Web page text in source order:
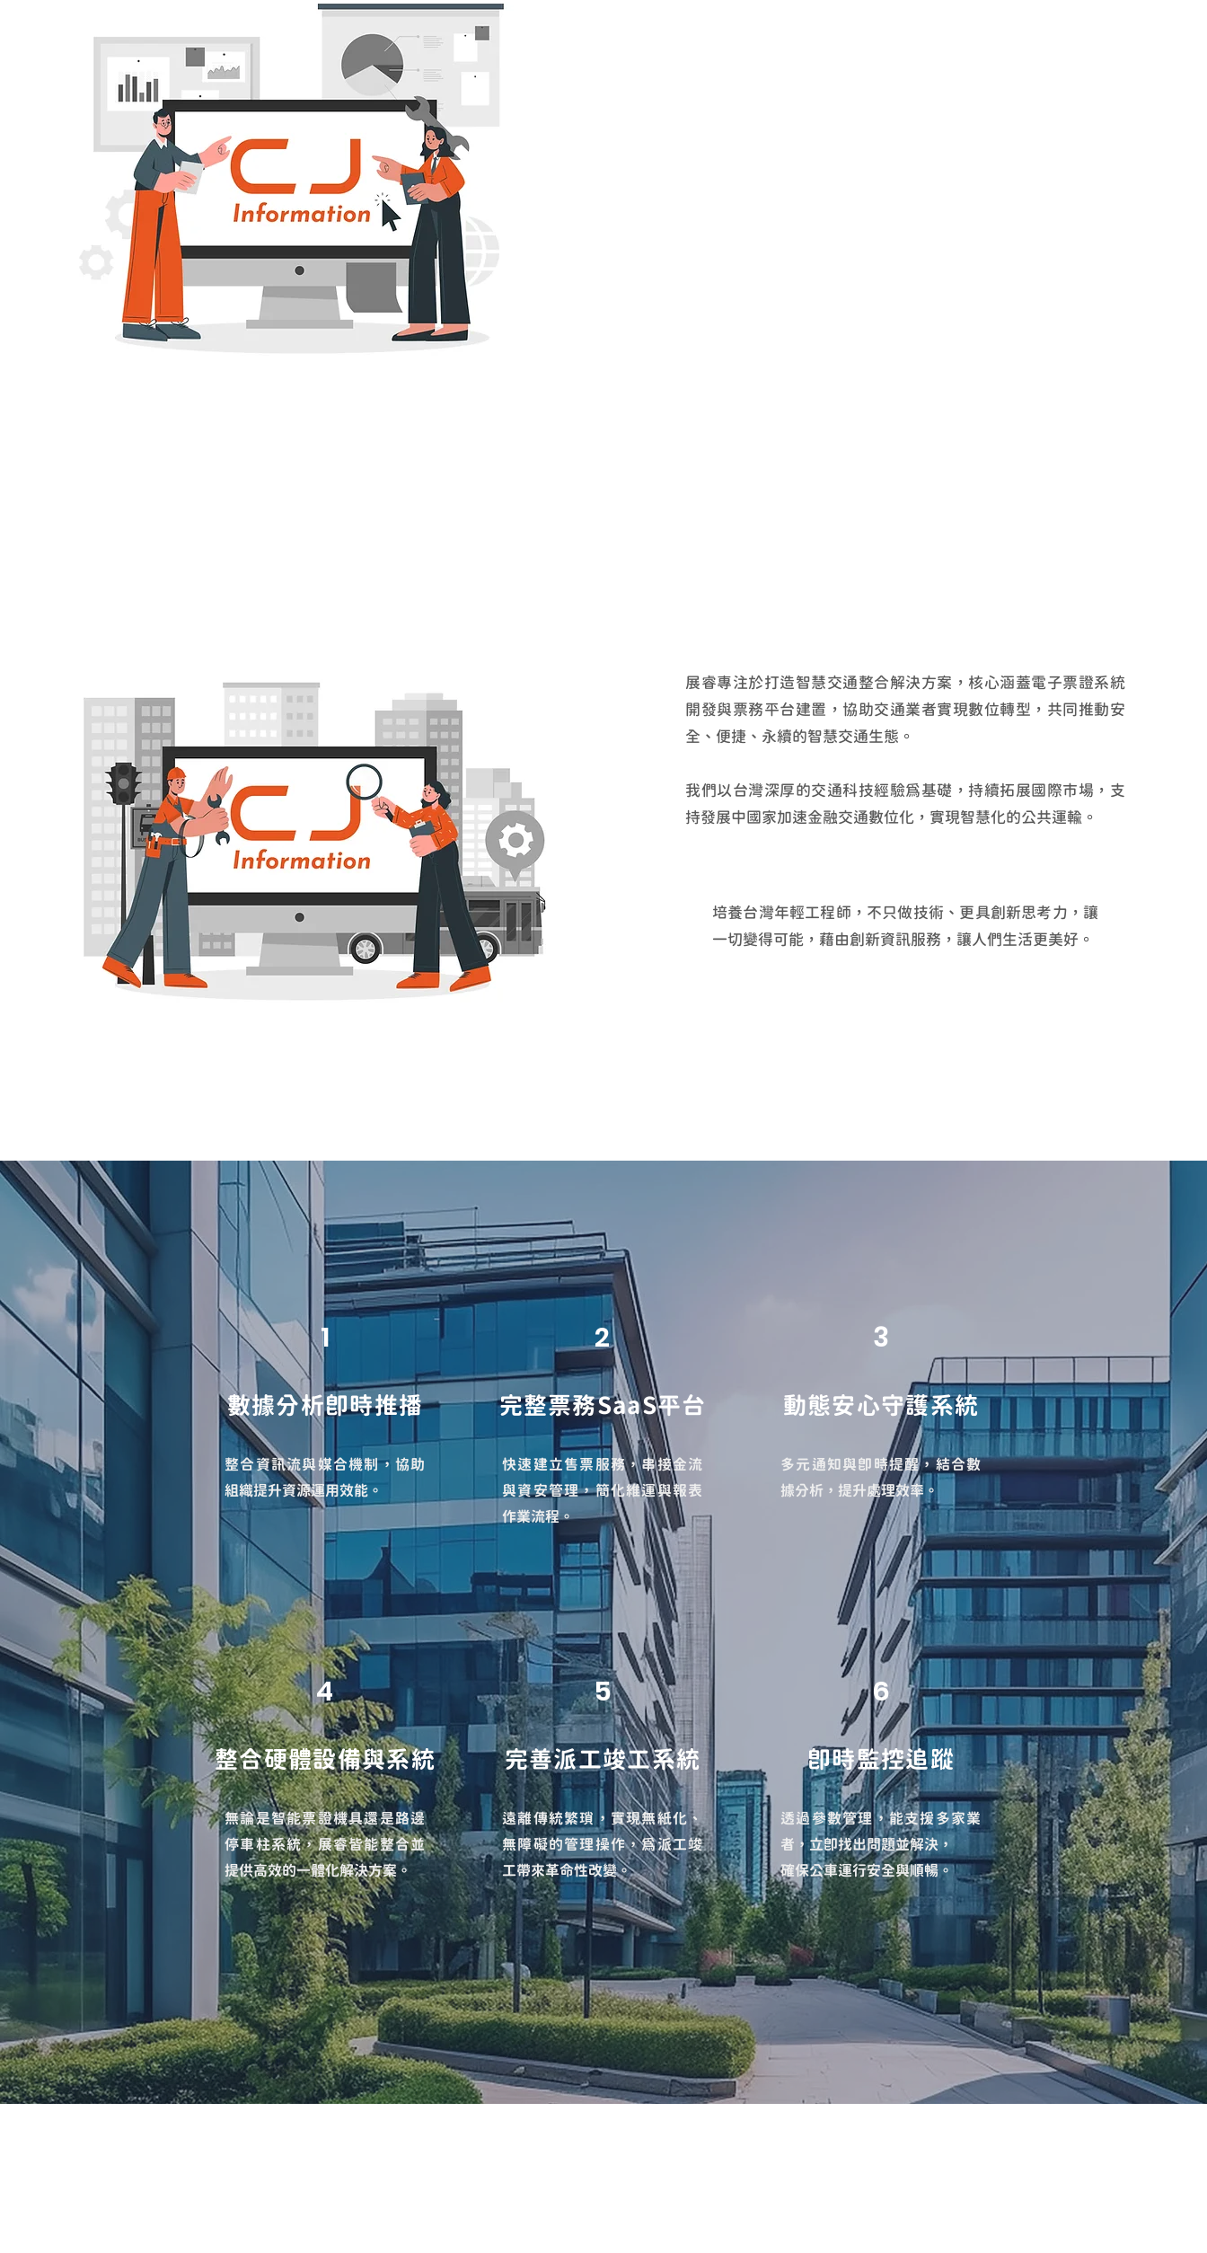
展睿專注於打造智慧交通整合解決方案，核心涵蓋電子票證系統
開發與票務平台建置，協助交通業者實現數位轉型，共同推動安
全、便捷、永續的智慧交通生態。
我們以台灣深厚的交通科技經驗為基礎，持續拓展國際市場，支
持發展中國家加速金融交通數位化，實現智慧化的公共運輸。
培養台灣年輕工程師，不只做技術、更具創新思考力， 讓
一切變得可能，藉由創新資訊服務，讓人們生活更美好。
1
數據分析即時推播
整合資訊流與媒合機制，協助
組織提升資源運用效能。
2
完整票務SaaS平台
快速建立售票服務，串接金流
與資安管理，簡化維運與報表
作業流程。
3
動態安心守護系統
多元通知與即時提醒，結合數
據分析， 提升處理效率。
4
整合硬體設備與系統
無論是智能票證機具還是路邊
停車柱系統，展睿皆能整合並
提供高效的一體化解決方案。
5
完善派工竣工系統
遠離傳統繁瑣， 實現無紙化、
無障礙的管理操作，為派工竣
工帶來革命性改變。
6
即時監控追蹤
透過參數管理，能支援多家業
者，立即找出問題並解決，
確保公車運行安全與順暢。